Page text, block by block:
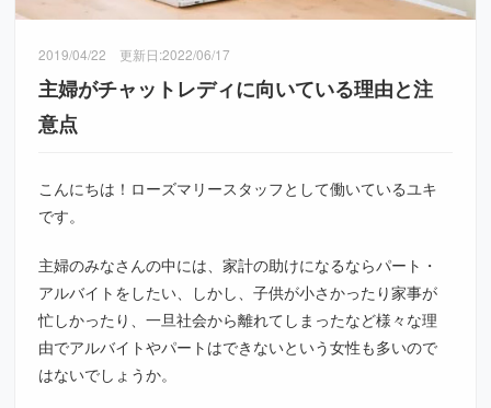
2019/04/22 更新日:2022/06/17
主婦がチャットレディに向いている理由と注
意点
こんにちは！ローズマリースタッフとして働いているユキ
です。
主婦のみなさんの中には、家計の助けになるならパート・
アルバイトをしたい、しかし、子供が小さかったり家事が
忙しかったり、一旦社会から離れてしまったなど様々な理
由でアルバイトやパートはできないという女性も多いので
はないでしょうか。